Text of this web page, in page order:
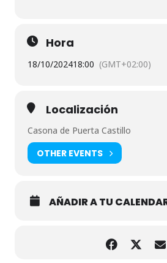
Hora
18/10/202418:00 (GMT+02:00)
Localización
Casona de Puerta Castillo
OTHER EVENTS
AÑADIR A TU